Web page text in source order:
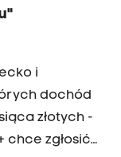
i
dochód
złotych -
chce zgłosić